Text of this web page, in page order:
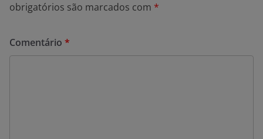
obrigatórios são marcados com *
Comentário *